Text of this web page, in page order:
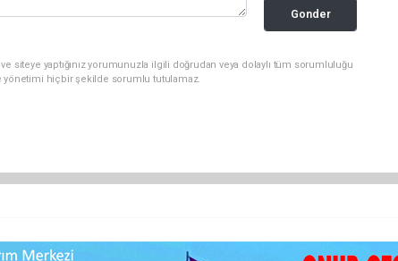
Gonder
siteye yaptığınız yorumunuzla ilgili doğrudan veya dolaylı tüm sorumluluğu
yönetimi hiçbir şekilde sorumlu tutulamaz.